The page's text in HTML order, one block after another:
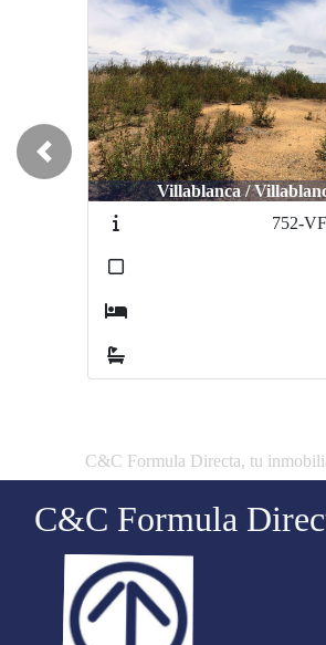
Villablanca / Villablanca
752-
Lepe /
Previous
C&C Formula Directa, tu
C&C Formula